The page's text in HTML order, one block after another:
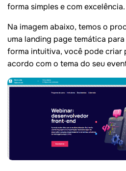
forma simples e com excelência.
Na imagem abaixo, temos o
uma landing page temática
forma intuitiva, você pode criar
acordo com o tema do seu